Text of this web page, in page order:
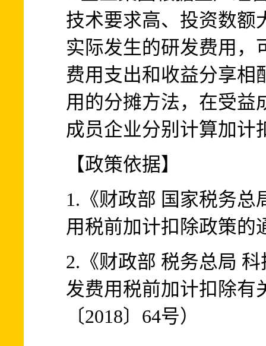
技术要求高、投资数额
实际发生的研发费用，
费用支出和收益分享相
用的分摊方法，在受益
成员企业分别计算加计
【政策依据】
1.《财政部 国家税务总
用税前加计扣除政策的
2.《财政部 税务总局
发费用税前加计扣除有
〔2018〕64号）